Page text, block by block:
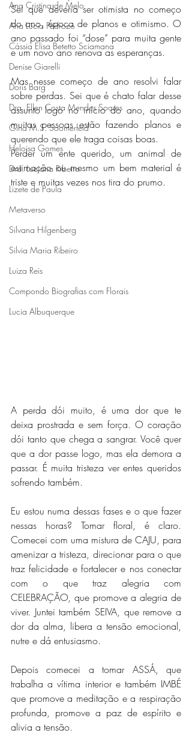
Ana Cristina de Melo
Ana Lúcia Pedrozo
Cássia Elisa Betetto Sciamana
Denise Giarelli
Doris Barg
Dra. Ellen Costa Mendes Soares
Gina M.S. Soomerfeld
Heloisa Gomes
Dra. Luciana Ribeiro
Lizete de Paula
Metaverso
Silvana Hilgenberg
Silvia Maria Ribeiro
Luiza Reis
Compondo Biografias com Florais
Lucia Albuquerque
Sei que deveria ser otimista no começo
do ano, época de planos e otimismo. O
ano passado foi “dose” para muita gente
e um novo ano renova as esperanças.
Mas nesse começo de ano resolvi falar
sobre perdas. Sei que é chato falar desse
assunto logo no início do ano, quando
muitas pessoas estão fazendo planos e
querendo que ele traga coisas boas.
Perder um ente querido, um animal de
estimação ou mesmo um bem material é
triste e muitas vezes nos tira do prumo.
A perda dói muito, é uma dor que te
deixa prostrada e sem força. O coração
dói tanto que chega a sangrar. Você quer
que a dor passe logo, mas ela demora a
passar. É muita tristeza ver entes queridos
sofrendo também.
Eu estou numa dessas fases e o que fazer
nessas horas? Tomar floral, é claro.
Comecei com uma mistura de CAJU, para
amenizar a tristeza, direcionar para o que
traz felicidade e fortalecer e nos conectar
com o que traz alegria com
CELEBRAÇÃO, que promove a alegria de
viver. Juntei também SEIVA, que remove a
dor da alma, libera a tensão emocional,
nutre e dá entusiasmo.
Depois comecei a tomar ASSÁ, que
trabalha a vítima interior e também IMBÉ
que promove a meditação e a respiração
profunda, promove a paz de espírito e
alivia a tensão.